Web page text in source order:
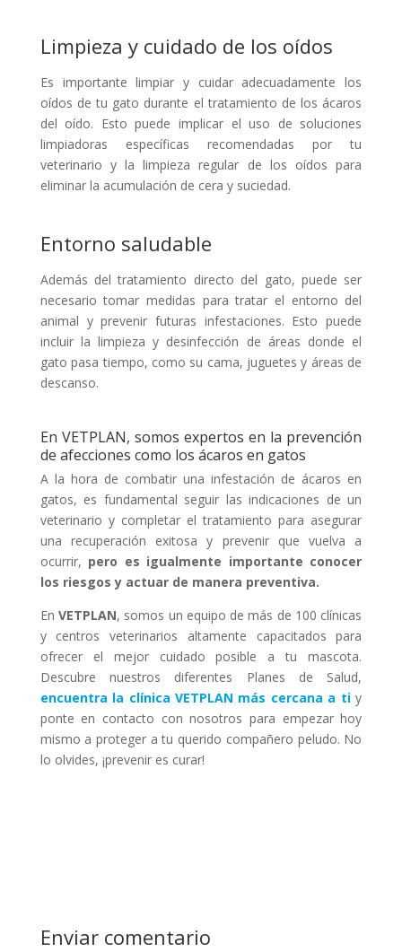
Limpieza y cuidado de los oídos
Es importante limpiar y cuidar adecuadamente los
oídos de tu gato durante el tratamiento de los ácaros
del oído. Esto puede implicar el uso de soluciones
limpiadoras específicas recomendadas por tu
veterinario y la limpieza regular de los oídos para
eliminar la acumulación de cera y suciedad.
Entorno saludable
Además del tratamiento directo del gato, puede ser
necesario tomar medidas para tratar el entorno del
animal y prevenir futuras infestaciones. Esto puede
incluir la limpieza y desinfección de áreas donde el
gato pasa tiempo, como su cama, juguetes y áreas de
descanso.
En VETPLAN, somos expertos en la prevención
de afecciones como los ácaros en gatos
A la hora de combatir una infestación de ácaros en
gatos, es fundamental seguir las indicaciones de un
veterinario y completar el tratamiento para asegurar
una recuperación exitosa y prevenir que vuelva a
ocurrir, pero es igualmente importante conocer
los riesgos y actuar de manera preventiva.
EnVETPLAN, somos un equipo de más de 100 clínicas
y centros veterinarios altamente capacitados para
ofrecer el mejor cuidado posible a tu mascota.
Descubre nuestros diferentes Planes de Salud,
encuentra la clínica VETPLAN más cercana a tiy
ponte en contacto con nosotros para empezar hoy
mismo a proteger a tu querido compañero peludo. No
lo olvides, ¡prevenir es curar!
Enviar comentario